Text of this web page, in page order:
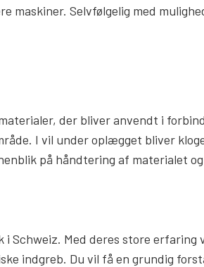
maskiner. Selvfølgelig med
der bliver anvendt i
I vil under oplægget bliver
på håndtering af materialet
Schweiz. Med deres store erfaring
indgreb. Du vil få en grundig